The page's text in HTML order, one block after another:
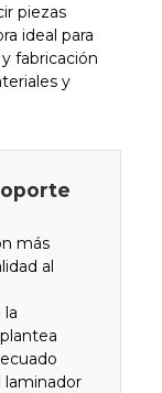
piezas
ideal para
fabricación
y
más
al